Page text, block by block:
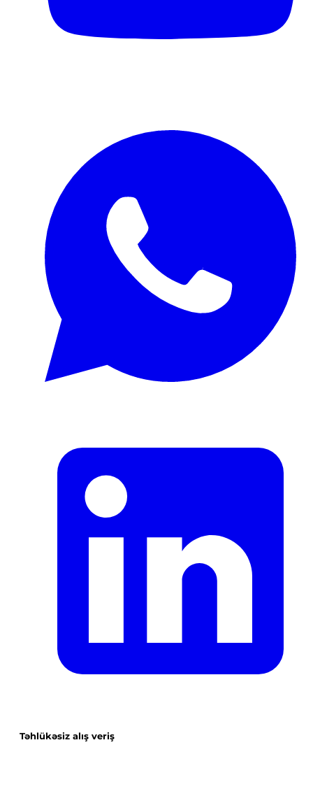
Təhlükəsiz alış veriş